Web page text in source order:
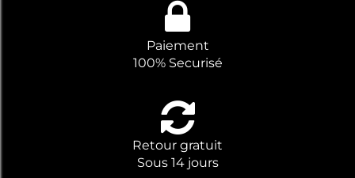
Paiement
100% Securisé
Retour gratuit
Sous 14 jours